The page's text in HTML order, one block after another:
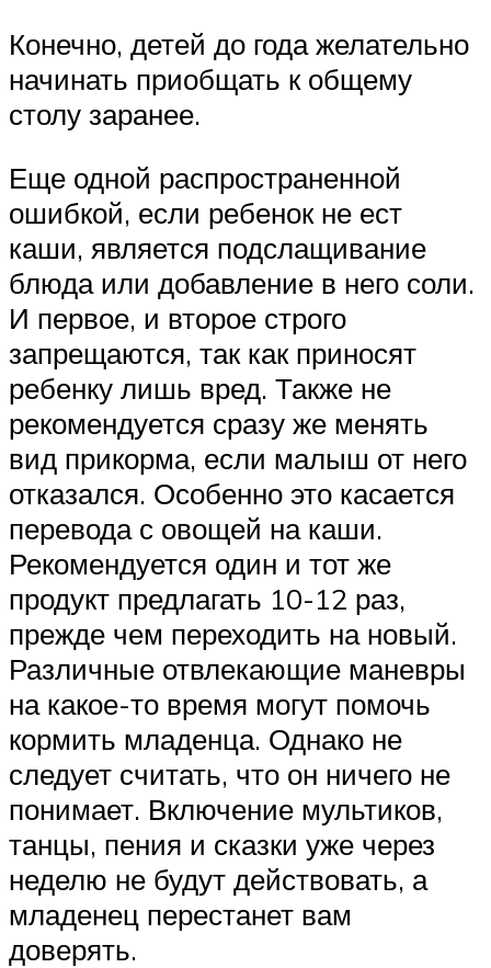
Конечно, детей до года желательно
начинать приобщать к общему
столу заранее.
Еще одной распространенной
ошибкой, если ребенок не ест
каши, является подслащивание
блюда или добавление в него соли.
И первое, и второе строго
запрещаются, так как приносят
ребенку лишь вред. Также не
рекомендуется сразу же менять
вид прикорма, если малыш от него
отказался. Особенно это касается
перевода с овощей на каши.
Рекомендуется один и тот же
продукт предлагать 10-12 раз,
прежде чем переходить на новый.
Различные отвлекающие маневры
на какое-то время могут помочь
кормить младенца. Однако не
следует считать, что он ничего не
понимает. Включение мультиков,
танцы, пения и сказки уже через
неделю не будут действовать, а
младенец перестанет вам
доверять.